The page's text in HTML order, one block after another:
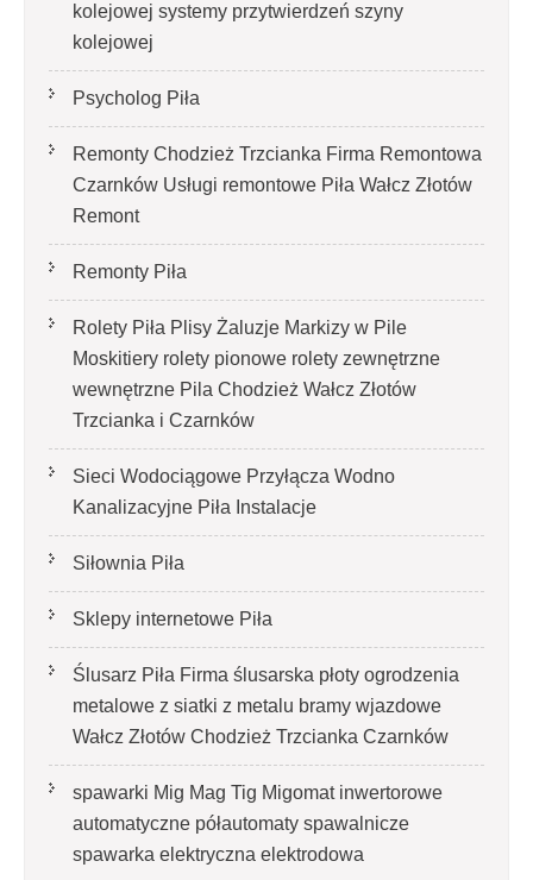
kolejowej systemy przytwierdzeń szyny
kolejowej
Psycholog Piła
Remonty Chodzież Trzcianka Firma Remontowa
Czarnków Usługi remontowe Piła Wałcz Złotów
Remont
Remonty Piła
Rolety Piła Plisy Żaluzje Markizy w Pile
Moskitiery rolety pionowe rolety zewnętrzne
wewnętrzne Pila Chodzież Wałcz Złotów
Trzcianka i Czarnków
Sieci Wodociągowe Przyłącza Wodno
Kanalizacyjne Piła Instalacje
Siłownia Piła
Sklepy internetowe Piła
Ślusarz Piła Firma ślusarska płoty ogrodzenia
metalowe z siatki z metalu bramy wjazdowe
Wałcz Złotów Chodzież Trzcianka Czarnków
spawarki Mig Mag Tig Migomat inwertorowe
automatyczne półautomaty spawalnicze
spawarka elektryczna elektrodowa